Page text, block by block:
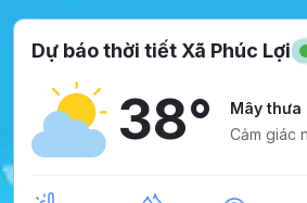
Dự báo thời tiết Xã Phúc Lợi
38°
Mây thưa
Cảm giác